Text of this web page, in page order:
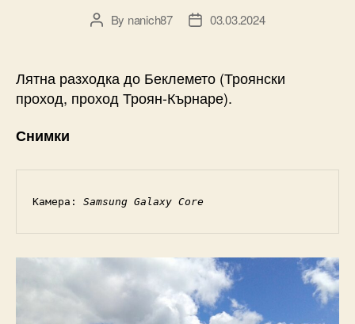
PostBy nanich87
Post03.03.2024
Лятна разходка до Беклемето (Троянски
проход, проход Троян-Кърнаре).
Снимки
Камера: Samsung Galaxy Core